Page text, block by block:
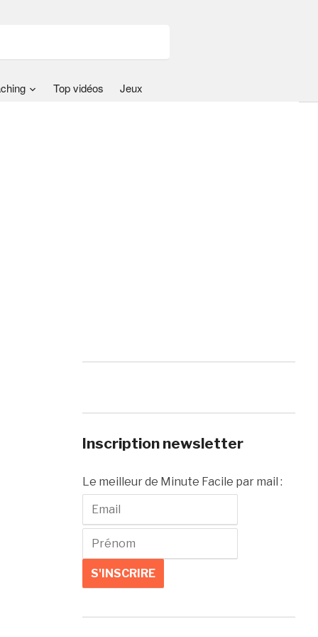
Top vidéos Jeux
Inscription newsletter
Le meilleur de Minute Facile par mail :